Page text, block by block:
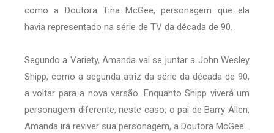
como a Doutora Tina McGee, personagem que ela
havia representado na série de TV da década de 90.
Segundo a Variety, Amanda vai se juntar a John Wesley
Shipp, como a segunda atriz da série da década de 90,
a voltar para a nova versão. Enquanto Shipp viverá um
personagem diferente, neste caso, o pai de Barry Allen,
Amanda irá reviver sua personagem, a Doutora McGee.